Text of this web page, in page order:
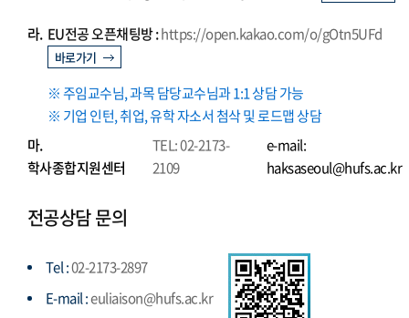
라. EU전공 오픈채팅방 :https://open.kakao.com/o/gOtn5UFd
바로가기
※ 주임교수님, 과목 담당교수님과 1:1 상담 가능
※ 기업 인턴, 취업, 유학 자소서 첨삭 및 로드맵 상담
마.
학사종합지원센터
TEL: 02-2173-
2109
e-mail:
haksaseoul@hufs.ac.kr
전공상담 문의
Tel :02-2173-2897
E-mail :euliaison@hufs.ac.kr